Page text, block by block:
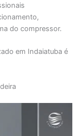
do compressor.
em Indaiatuba é